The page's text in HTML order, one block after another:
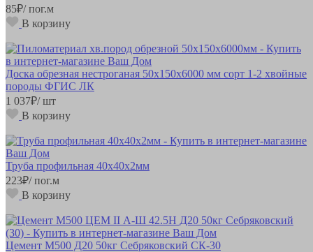
85₽/ пог.м
В корзину
Доска обрезная нестроганая 50х150х6000 мм сорт 1-2 хвойные
породы ФГИС ЛК
1 037₽/ шт
В корзину
Труба профильная 40х40х2мм
223₽/ пог.м
В корзину
Цемент М500 Д20 50кг Себряковский СК-30